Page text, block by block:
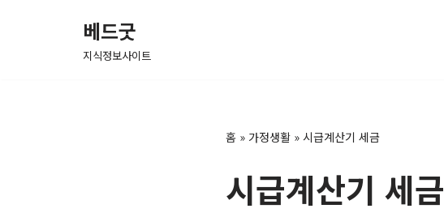
베드굿
지식정보사이트
홈 » 가정생활» 시급계산기 세금
시급계산기 세금